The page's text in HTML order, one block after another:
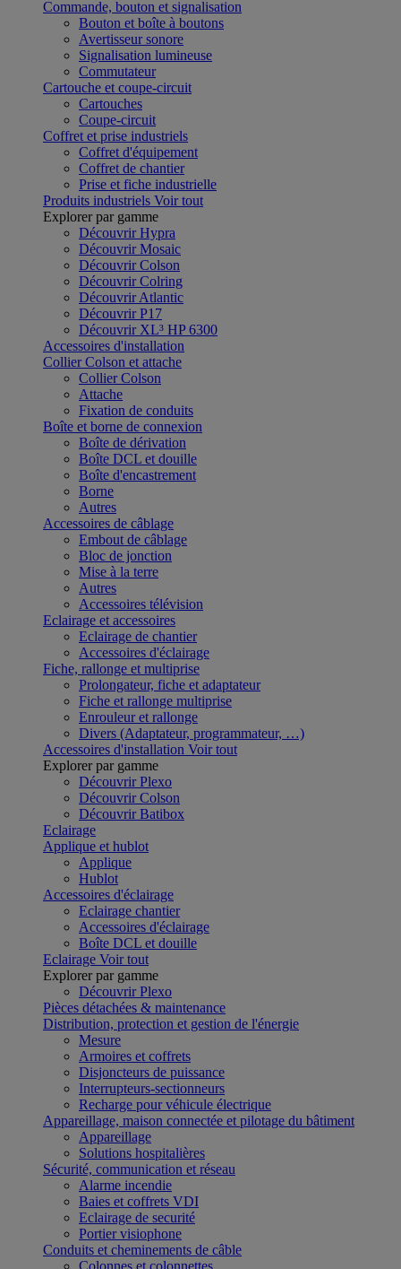
Commande, bouton et signalisation
Bouton et boîte à boutons
Avertisseur sonore
Signalisation lumineuse
Commutateur
Cartouche et coupe-circuit
Cartouches
Coupe-circuit
Coffret et prise industriels
Coffret d'équipement
Coffret de chantier
Prise et fiche industrielle
Produits industriels Voir tout
Explorer par gamme
Découvrir Hypra
Découvrir Mosaic
Découvrir Colson
Découvrir Colring
Découvrir Atlantic
Découvrir P17
Découvrir XL³ HP 6300
Accessoires d'installation
Collier Colson et attache
Collier Colson
Attache
Fixation de conduits
Boîte et borne de connexion
Boîte de dérivation
Boîte DCL et douille
Boîte d'encastrement
Borne
Autres
Accessoires de câblage
Embout de câblage
Bloc de jonction
Mise à la terre
Autres
Accessoires télévision
Eclairage et accessoires
Eclairage de chantier
Accessoires d'éclairage
Fiche, rallonge et multiprise
Prolongateur, fiche et adaptateur
Fiche et rallonge multiprise
Enrouleur et rallonge
Divers (Adaptateur, programmateur, …)
Accessoires d'installation Voir tout
Explorer par gamme
Découvrir Plexo
Découvrir Colson
Découvrir Batibox
Eclairage
Applique et hublot
Applique
Hublot
Accessoires d'éclairage
Eclairage chantier
Accessoires d'éclairage
Boîte DCL et douille
Eclairage Voir tout
Explorer par gamme
Découvrir Plexo
Pièces détachées & maintenance
Distribution, protection et gestion de l'énergie
Mesure
Armoires et coffrets
Disjoncteurs de puissance
Interrupteurs-sectionneurs
Recharge pour véhicule électrique
Appareillage, maison connectée et pilotage du bâtiment
Appareillage
Solutions hospitalières
Sécurité, communication et réseau
Alarme incendie
Baies et coffrets VDI
Eclairage de securité
Portier visiophone
Conduits et cheminements de câble
Colonnes et colonnettes